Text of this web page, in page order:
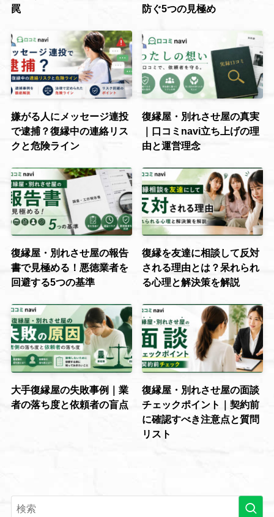
罠
防ぐ5つの見極め
嫌がる人にメッセージ連投
で逮捕？復縁中の連絡リス
クと危険ライン
復縁屋・別れさせ屋の真実
｜口コミnavi立ち上げの理
由と運営理念
復縁屋・別れさせ屋の報告
書で見極める！悪徳業者を
回避する5つの基準
復縁を友達に相談して反対
される理由とは？呆れられ
る心理と解決策を解説
大手復縁屋の失敗事例｜業
者の落ち度と依頼者の盲点
復縁屋・別れさせ屋の面談
チェックポイント｜契約前
に確認すべき注意点と質問
リスト